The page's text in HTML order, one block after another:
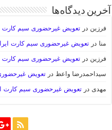
آخرین دیدگاه‌ها
فرزین درتعویض غیرحضوری سیم کارت
منا درتعویض غیرحضوری سیم کارت
فرزین درتعویض غیرحضوری سیم کارت
سیداحمدرضا واعظ درتعویض
مهدی درتعویض غیرحضوری سیم کارت